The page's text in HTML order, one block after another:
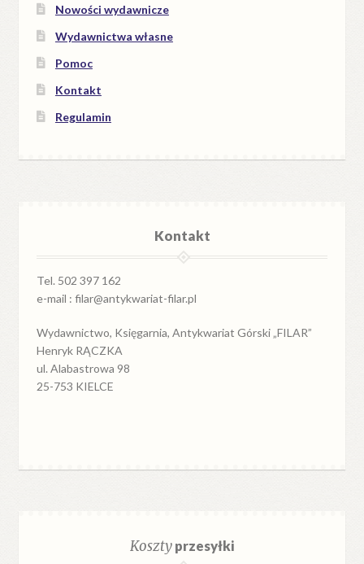
Nowości wydawnicze
Wydawnictwa własne
Pomoc
Kontakt
Regulamin
Kontakt
Tel. 502 397 162
e-mail : filar@antykwariat-filar.pl
Wydawnictwo, Księgarnia, Antykwariat Górski „FILAR”
Henryk RĄCZKA
ul. Alabastrowa 98
25-753 KIELCE
Kosztyprzesyłki